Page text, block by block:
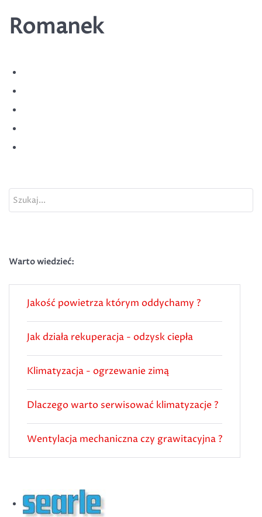
Romanek
Szukaj...
Warto wiedzieć:
Jakość powietrza którym oddychamy ?
Jak działa rekuperacja - odzysk ciepła
Klimatyzacja - ogrzewanie zimą
Dlaczego warto serwisować klimatyzacje ?
Wentylacja mechaniczna czy grawitacyjna ?